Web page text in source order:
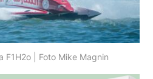
F1H2o | Foto Mike Magnin